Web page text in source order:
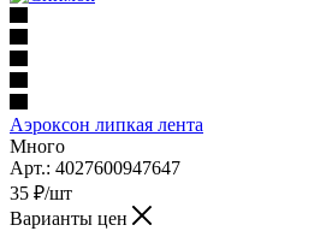
Аэроксон липкая лента
Много
Арт.: 4027600947647
35 ₽/шт
Варианты цен